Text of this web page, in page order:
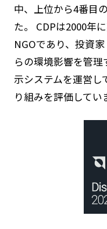
中、上位から4番目
た。 CDPは2000年
NGOであり、投資
らの環境影響を管
示システムを運営し
り組みを評価してい